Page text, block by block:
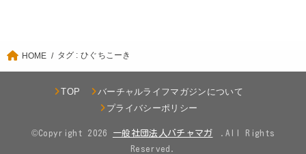
HOME タグ : ひぐちこーき
TOP
バーチャルライフマガジンについて
プライバシーポリシー
©Copyright 2026
.All Rights
Reserved.